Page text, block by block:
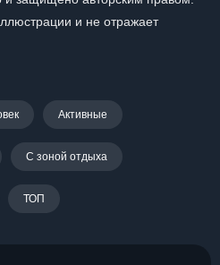
и не отражает
Активные
С зоной отдыха
ТОП